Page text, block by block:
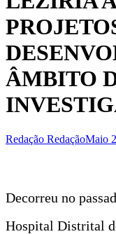
ÂMBITO
Redação RedaçãoMaio
Decorreu no
Hospital Distrital